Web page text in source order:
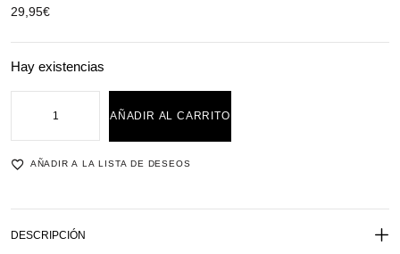
29,95€
Hay existencias
AÑADIR AL CARRITO
AÑADIR A LA LISTA DE DESEOS
DESCRIPCIÓN